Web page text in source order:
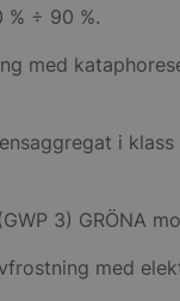
÷ 90 %.
med
i klass
3) GRÖNA
med